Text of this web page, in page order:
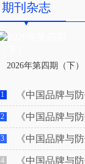
期刊杂志
2026年第四期（下）
1 《中国品牌与防
2 《中国品牌与防
3 《中国品牌与防
4 《中国品牌与防